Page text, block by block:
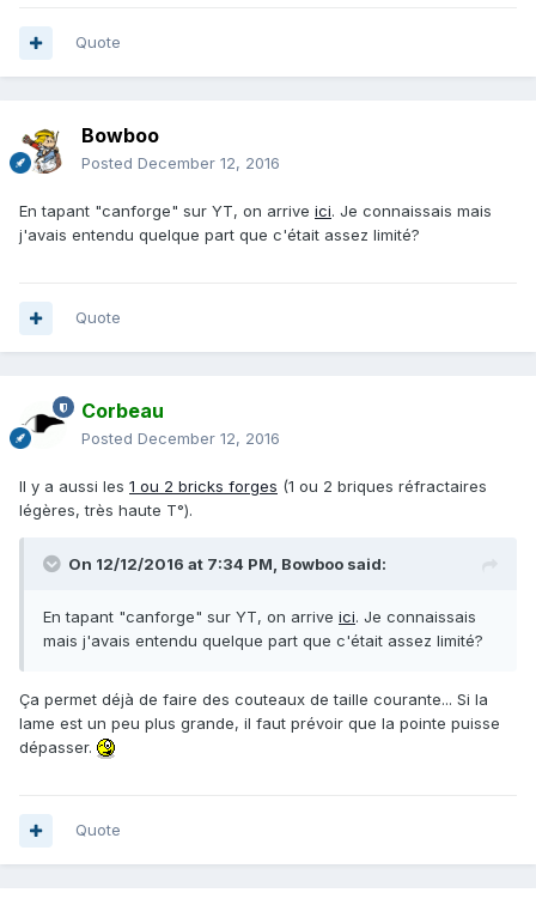
Quote
Bowboo
Posted December 12, 2016
En tapant "canforge" sur YT, on arrive ici. Je connaissais mais
j'avais entendu quelque part que c'était assez limité?
Quote
Corbeau
Posted December 12, 2016
Il y a aussi les 1 ou 2 bricks forges (1 ou 2 briques réfractaires
légères, très haute T°).
On 12/12/2016 at 7:34 PM, Bowboo said:
En tapant "canforge" sur YT, on arrive ici. Je connaissais
mais j'avais entendu quelque part que c'était assez limité?
Ça permet déjà de faire des couteaux de taille courante... Si la
lame est un peu plus grande, il faut prévoir que la pointe puisse
dépasser.
Quote